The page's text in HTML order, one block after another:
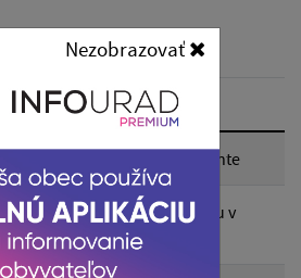
dokumentu
o strategickom dokumente
rozvoja cestovného ruchu v
kraji na roky 2024-2030
Nezobrazovať